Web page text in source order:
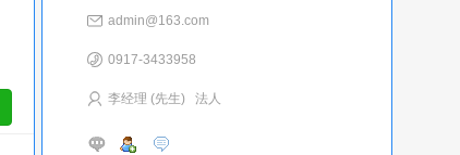
admin@163.com
0917-3433958
李经理 (先生) 法人